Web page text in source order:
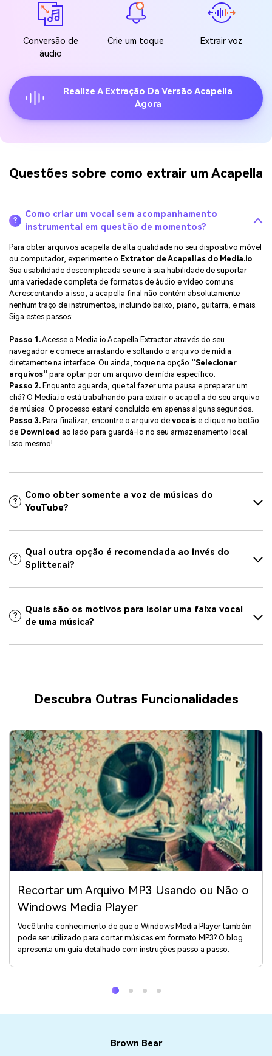
Conversão de
áudio
Crie um toque Extrair voz
Realize A Extração Da Versão Acapella
Agora
Questões sobre como extrair um Acapella
?
Como criar um vocal sem acompanhamento
instrumental em questão de momentos?
Para obter arquivos acapella de alta qualidade no seu dispositivo móvel
ou computador, experimente o Extrator de Acapellas do Media.io
Sua usabilidade descomplicada se une à sua habilidade de suportar
uma variedade completa de formatos de áudio e vídeo comuns.
Acrescentando a isso, a acapella final não contém absolutamente
nenhum traço de instrumentos, incluindo baixo, piano, guitarra, e mais.
Siga estes passos:
Passo 1.Acesse o Media.io Acapella Extractor através do seu
navegador e comece arrastando e soltando o arquivo de mídia
diretamente na interface. Ou ainda, toque na opção "Selecionar
arquivos" para optar por um arquivo de mídia específico.
Passo 2. Enquanto aguarda, que tal fazer uma pausa e preparar um
chá? O Media.io está trabalhando para extrair o acapella do seu arquivo
de música. O processo estará concluído em apenas alguns segundos.
Passo 3. Para finalizar, encontre o arquivo de vocais e clique no botão
de Download ao lado para guardá-lo no seu armazenamento local.
Isso mesmo!
?
Como obter somente a voz de músicas do
YouTube?
?
Qual outra opção é recomendada ao invés do
Splitter.ai?
?
Quais são os motivos para isolar uma faixa vocal
de uma música?
Descubra Outras Funcionalidades
Recortar um Arquivo MP3 Usando ou Não o
Windows Media Player
Você tinha conhecimento de que o Windows Media Player também
pode ser utilizado para cortar músicas em formato MP3? O blog
apresenta um guia detalhado com instruções passo a passo.
Brown Bear